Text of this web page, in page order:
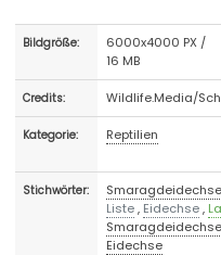
Bildgröße:
6000x4000 PX /
16 MB
Credits: Wildlife.Media/
Kategorie: Reptilien
Stichwörter: Smaragdeidechse
Liste, Eidechse,
Smaragdeidechse
Eidechse